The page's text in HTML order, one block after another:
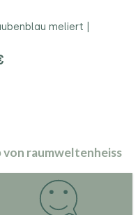
meliert |
raumweltenheiss